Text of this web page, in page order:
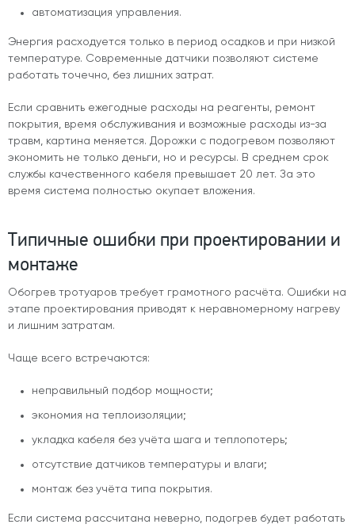
автоматизация управления.
Энергия расходуется только в период осадков и при низкой
температуре. Современные датчики позволяют системе
работать точечно, без лишних затрат.
Если сравнить ежегодные расходы на реагенты, ремонт
покрытия, время обслуживания и возможные расходы из-за
травм, картина меняется. Дорожки с подогревом позволяют
экономить не только деньги, но и ресурсы. В среднем срок
службы качественного кабеля превышает 20 лет. За это
время система полностью окупает вложения.
Типичные ошибки при проектировании и
монтаже
Обогрев тротуаров требует грамотного расчёта. Ошибки на
этапе проектирования приводят к неравномерному нагреву
и лишним затратам.
Чаще всего встречаются:
неправильный подбор мощности;
экономия на теплоизоляции;
укладка кабеля без учёта шага и теплопотерь;
отсутствие датчиков температуры и влаги;
монтаж без учёта типа покрытия.
Если система рассчитана неверно, подогрев будет работать